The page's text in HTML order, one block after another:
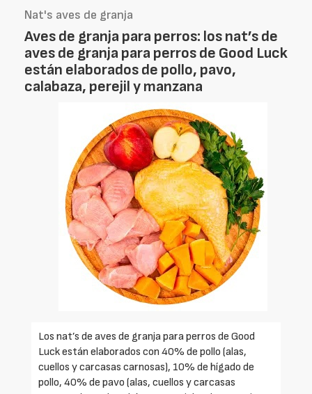
Nat's aves de granja
Aves de granja para perros: los nat’s de
aves de granja para perros de Good Luck
están elaborados de pollo, pavo,
calabaza, perejil y manzana
Los nat’s de aves de granja para perros de Good
Luck están elaborados con 40% de pollo (alas,
cuellos y carcasas carnosas), 10% de hígado de
pollo, 40% de pavo (alas, cuellos y carcasas